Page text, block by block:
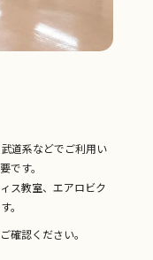
道系などでご利用い
です。
ス教室、エアロビク
。
確認ください。